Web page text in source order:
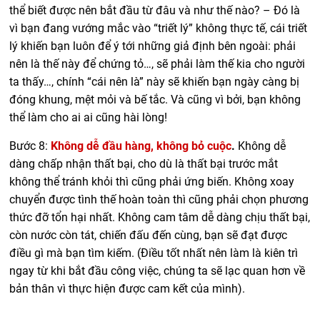
thể biết được nên bắt đầu từ đâu và như thế nào? – Đó là
vì bạn đang vướng mắc vào “triết lý” không thực tế, cái triết
lý khiến bạn luôn để ý tới những giả định bên ngoài: phải
nên là thế này để chứng tỏ…, sẽ phải làm thế kia cho người
ta thấy…, chính “cái nên là” này sẽ khiến bạn ngày càng bị
đóng khung, mệt mỏi và bế tắc. Và cũng vì bởi, bạn không
thể làm cho ai ai cũng hài lòng!
Bước 8: Không dễ đầu hàng, không bỏ cuộc. Không dễ
dàng chấp nhận thất bại, cho dù là thất bại trước mắt
không thể tránh khỏi thì cũng phải ứng biến. Không xoay
chuyển được tình thế hoàn toàn thì cũng phải chọn phương
thức đỡ tổn hại nhất. Không cam tâm dễ dàng chịu thất bại,
còn nước còn tát, chiến đấu đến cùng, bạn sẽ đạt được
điều gì mà bạn tìm kiếm. (Điều tốt nhất nên làm là kiên trì
ngay từ khi bắt đầu công việc, chúng ta sẽ lạc quan hơn về
bản thân vì thực hiện được cam kết của mình).